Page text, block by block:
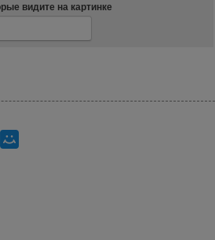
видите на картинке